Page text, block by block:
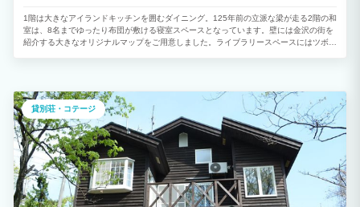
1階は大きなアイランドキッチンを囲むダイニング。125年前の立派な梁が走る2階の和
室は、8名までゆったり布団が敷ける寝室スペースとなっています。壁には金沢の街を
紹介する大きなオリジナルマップをご用意しました。ライブラリースペースにはツボを
ます。調理器具や食器はもちろん定番の調味料も揃えていますので、徒歩7分の近江町
市場で手に入れた食材を新鮮なうちに調理することもできます。 2階／寝室は18畳の
和室。最大8名分のお布団を敷くことができます。チェックイン時には敷いた状態でお
出迎えいたします。真ん中にカーテンがあるので、早寝派と遅寝派、子どもと大人、女
性と男性などなど、必要な時にだけ、さっと仕切ってお使いください。 ※寝室の下階
は金澤テロワールさんとなっています。営業時間の18時～23時までは他のお客様もい
ますので、飛び回る、どすどす歩くなど大きな音が出ないようにご利用ください。普通
に会話していただく分には問題ございません。（とても美味しいレストランですので、
ご夕食の候補にぜひ）
貸別荘・コテージ